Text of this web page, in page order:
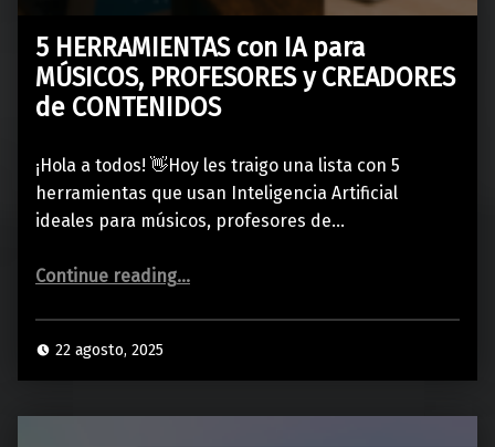
5 HERRAMIENTAS con IA para
MÚSICOS, PROFESORES y CREADORES
de CONTENIDOS
¡Hola a todos! 👋Hoy les traigo una lista con 5
herramientas que usan Inteligencia Artificial
ideales para músicos, profesores de…
Continue reading“5 HERRAMIENTAS con IA para MÚSICOS, PROFESORES y CREADORES de CONTENIDOS”
…
22 agosto, 2025